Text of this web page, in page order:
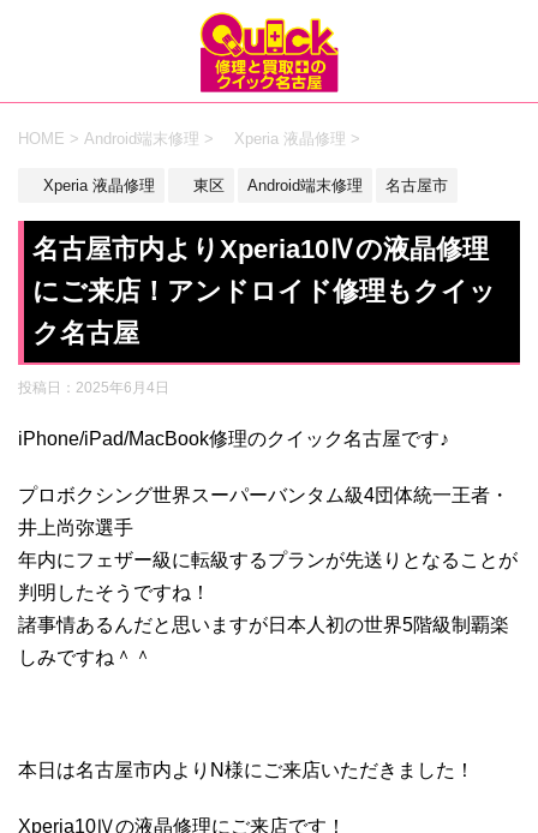
HOME > Android端末修理 > Xperia 液晶修理 >
Xperia 液晶修理 東区 Android端末修理 名古屋市
名古屋市内よりXperia10Ⅳの液晶修理
にご来店！アンドロイド修理もクイッ
ク名古屋
投稿日： 2025年6月4日
iPhone/iPad/MacBook修理のクイック名古屋です♪
プロボクシング世界スーパーバンタム級4団体統一王者・
井上尚弥選手
年内にフェザー級に転級するプランが先送りとなることが
判明したそうですね！
諸事情あるんだと思いますが日本人初の世界5階級制覇楽
しみですね＾＾
本日は名古屋市内よりN様にご来店いただきました！
Xperia10Ⅳの液晶修理にご来店です！